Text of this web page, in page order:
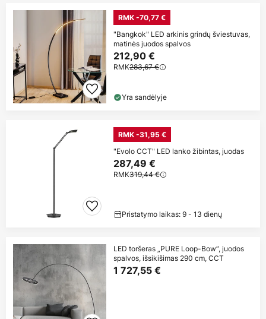
RMK -70,77 €
"Bangkok" LED arkinis grindų šviestuvas,
matinės juodos spalvos
212,90 €
RMK283,67 €
Yra sandėlyje
RMK -31,95 €
"Evolo CCT" LED lanko žibintas, juodas
287,49 €
RMK319,44 €
Pristatymo laikas: 9 - 13 dienų
LED toršeras „PURE Loop-Bow“, juodos
spalvos, išsikišimas 290 cm, CCT
1 727,55 €